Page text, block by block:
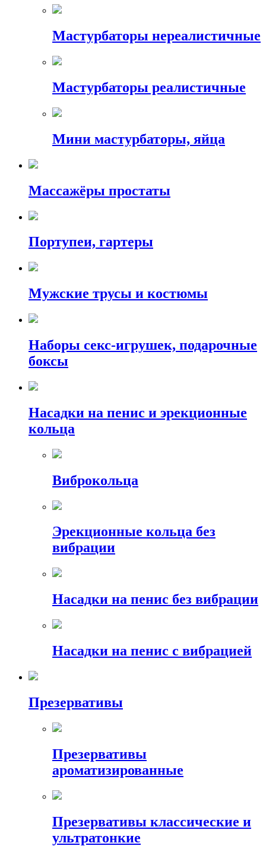
Мастурбаторы нереалистичные
Мастурбаторы реалистичные
Мини мастурбаторы, яйца
Массажёры простаты
Портупеи, гартеры
Мужские трусы и костюмы
Наборы секс-игрушек, подарочные
боксы
Насадки на пенис и эрекционные
кольца
Виброкольца
Эрекционные кольца без
вибрации
Насадки на пенис без вибрации
Насадки на пенис с вибрацией
Презервативы
Презервативы
ароматизированные
Презервативы классические и
ультратонкие